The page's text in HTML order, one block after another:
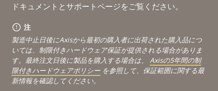
ドキュメントとサポートページをご覧ください。
注
製造中止日後にAxisから最初の購入者に出荷された購入品につ
いては、制限付きハードウェア保証が提供される場合がありま
す。最終注文日後に製品を購入する場合は、 Axisの5年間の制
限付きハードウェアポリシー を参照して、保証範囲に関する最
新情報を確認してください。